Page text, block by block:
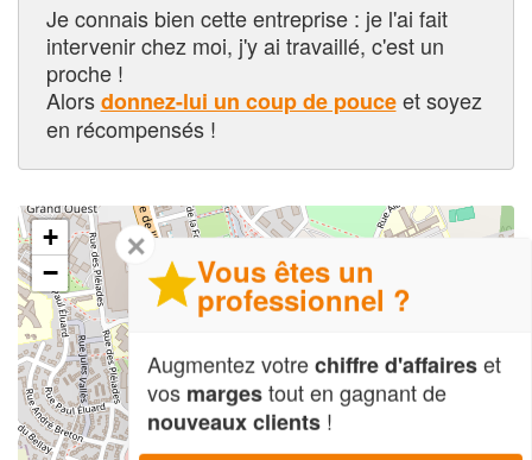
Je connais bien cette entreprise : je l'ai fait
intervenir chez moi, j'y ai travaillé, c'est un
proche !
Alorsdonnez-lui un coup de pouceet soyez
en récompensés !
+
−
✕
Vous êtes un
professionnel ?
Augmentez votrechiffre d'affaireset
vos margestout en gagnant de
nouveaux clients !